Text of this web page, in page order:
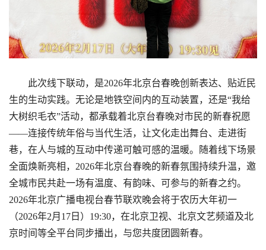
此次线下联动，是2026年北京台春晚创新表达、贴近民
生的生动实践。无论是地铁空间内的互动装置，还是“我给
大树织毛衣”活动，都承载着北京台春晚对市民的新春祝愿
——连接传统年俗与当代生活，让文化走出舞台、走进街
巷，在人与城的互动中传递可触可感的温暖。随着线下场景
全面焕新亮相，2026年北京台春晚的新春氛围持续升温，邀
全城市民共赴一场有温度、有韵味、可参与的新春之约。
2026年北京广播电视台春节联欢晚会将于农历大年初一
（2026年2月17日）19:30，在北京卫视、北京文艺频道及北
京时间等全平台同步播出，与您共度团圆新春。